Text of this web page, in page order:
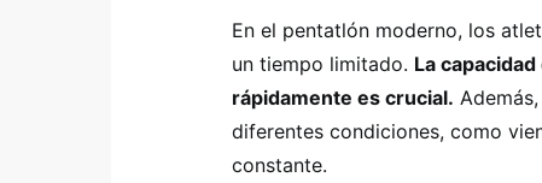
En el pentatlón moderno, los
un tiempo limitado. La
rápidamente es crucial.
diferentes condiciones, como
constante.